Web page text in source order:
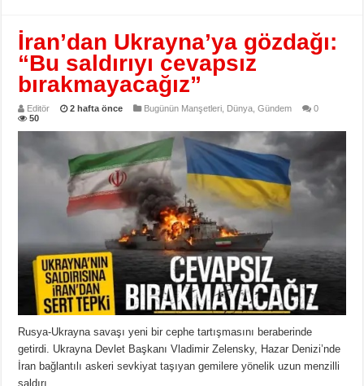
İran’dan Ukrayna’ya gözdağı:
“Bu saldırıyı cevapsız
bırakmayacağız”
Editör 2 hafta önce Bugünün Manşetleri Dünya ,Gündem
0
50
Rusya-Ukrayna savaşı yeni bir cephe tartışmasını beraberinde
getirdi. Ukrayna Devlet Başkanı Vladimir Zelensky, Hazar Denizi’nde
İran bağlantılı askeri sevkiyat taşıyan gemilere yönelik uzun menzilli
saldırı …